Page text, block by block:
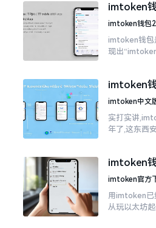
打开钱包查
imtoken
文说清楚
imtoken钱包
imtoken钱包
现出
我也曾短暂
imtoken
用户的一
imtoken中文
实打实讲
年了,这东西
睹过非常多
imtoken
老玩家说
imtoken官方
用imtoken已
从玩以太坊